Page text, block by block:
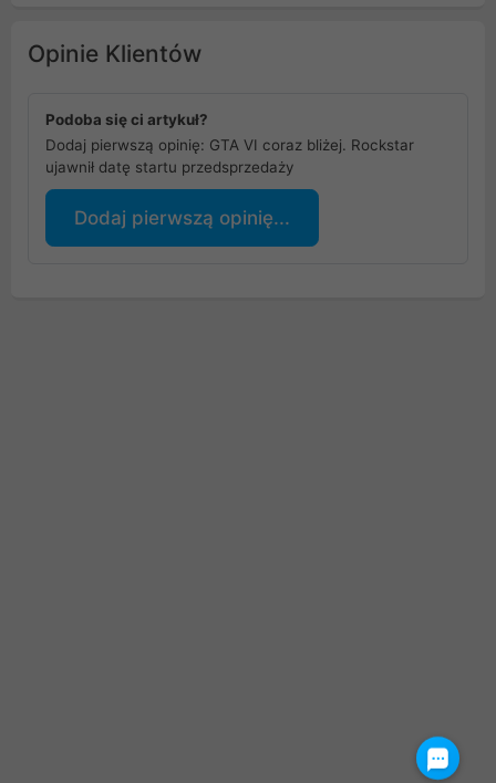
Opinie Klientów
Podoba się ci artykuł?
Dodaj pierwszą opinię: GTA VI coraz bliżej. Rockstar
ujawnił datę startu przedsprzedaży
Dodaj pierwszą opinię...